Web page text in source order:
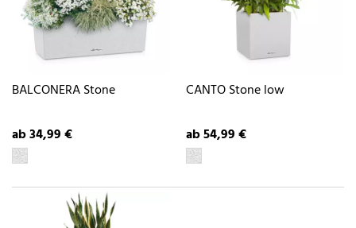
BALCONERA Stone
ab 34,99 €
CANTO Stone low
ab 54,99 €